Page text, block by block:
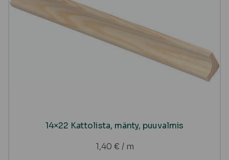
14×22 Kattolista, mänty, puuvalmis
1,40 € / m